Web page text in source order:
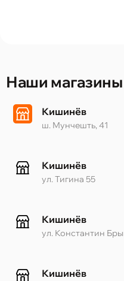
Наши магазины
Кишинёв
ш. Мунчешть, 41
Кишинёв
ул. Тигина 55
Кишинёв
ул. Константин
Кишинёв